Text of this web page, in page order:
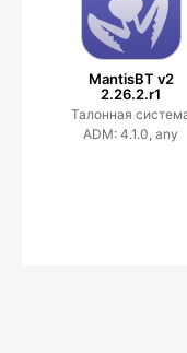
MantisBT v2
2.26.2.r1
Талонная
ADM: 4.1.0, any